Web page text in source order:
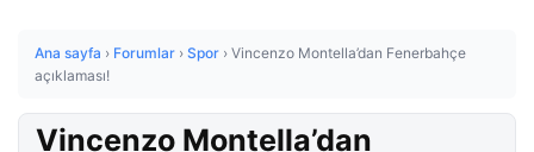
Ana sayfa › Forumlar › Spor › Vincenzo Montella’dan Fenerbahçe
açıklaması!
Vincenzo Montella’dan